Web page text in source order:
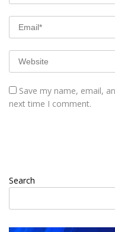
Save my name, email,
next time I comment.
Search